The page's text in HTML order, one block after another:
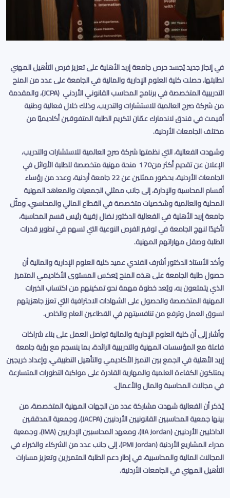
في إنجاز جديد يُجسد حرص جامعة إربد الأهلية على تعزيز فرص التأهيل المهني
لطلبتها، حصلت كلية العلوم الإدارية والمالية في الجامعة على عدد من المنح
التدريبية المتخصصة في برنامجالمحاسب القانوني الأردني (JCPA)
، والمقدمة
من شركة صرح العالمية للاستشارات والتدريب، وذلك خلال فعالية وطنية
أقيمت في فندق لاندمارك عمّان لتكريم الطلبة المتفوقين أكاديميًا من
مختلف الجامعات الأردنية.
وشهدت الفعالية، التي نظمتها شركة صرح العالمية للاستشارات والتدريب،
الإعلان عن تقديم أكثر من170 منحة مهنية متخصصةللطلبة الأوائل في
الجامعات الأردنية، بحضور ممثلين عن 22 جامعة أردنية، وعدد من رؤساء
أقسام المحاسبة والإدارة، إلى جانب ممثلي الجمعيات والمعاهد المهنية
المحلية والعالمية وشخصيات متخصصة في القطاع المالي والمحاسبي، ومثّل
جامعة إربد الأهلية في الفعالية الدكتورنضال زقيبةرئيس قسم المحاسبة،
تأكيدًا لنهج الجامعة في توفير الفرص النوعية التي تسهم في تطوير قدرات
الطلبة وصقل مهاراتهم المهنية.
وأكد الأستاذ الدكتورأشرف الفنديعميد كلية العلوم الإدارية والمالية أن
حصول طلبة الجامعة على هذه المنح يَعكس المستوى الأكاديمي المتميز
الذي يتمتعون به، ويُعد خطوة مهمة نحو تمكينهم من اكتساب الخبرات
المهنية المتخصصة والحصول على الشهادات الاحترافية التي تعزز جاهزيتهم
لسوق العمل وترفع من تنافسيتهم في القطاعين العام والخاص.
وأشار إلى أن كلية العلوم الإدارية والمالية تواصل العمل على بناء شراكات
فاعلة مع المؤسسات المهنية والتدريبية الرائدة، بما ينسجم مع رؤية جامعة
إربد الأهلية في الجمع بين التميز الأكاديمي والتأهيل التطبيقي، وإعداد خريجين
يمتلكون الكفاءة العلمية والمهارية القادرة على مواكبة التطورات المتسارعة
في مجالات المحاسبة والمال والأعمال.
يُذكر أن الفعالية شهدت مشاركة عدد من الجهات المهنية المتخصصة، من
بينها جمعية المحاسبين القانونيين الأردنيين(JACPA)
، وجمعية المدققين
الداخليين الأردنيين(IIA Jordan) ، ومعهد المحاسبين الإداريين(IMA)
، وجمعية
مدراء المشاريع الأردنية(PMI Jordan)
، إلى جانب عدد من الشركاء والخبراء في
المجالات المالية والمحاسبية، في إطار دعم الطلبة المتميزين وتعزيز مسارات
التأهيل المهني في الجامعات الأردنية.